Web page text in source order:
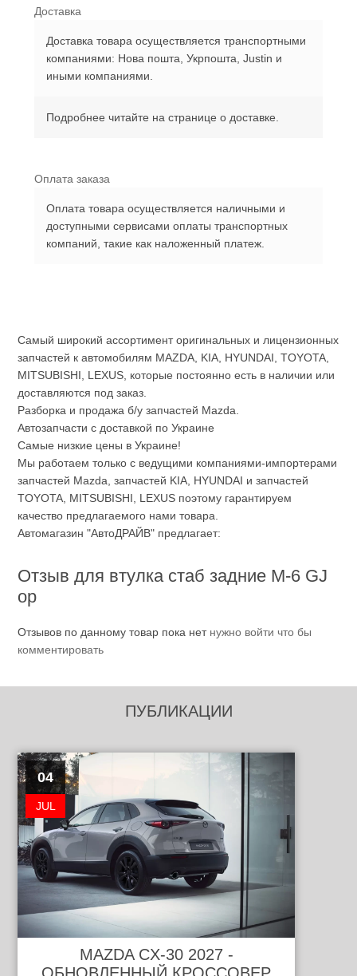
Доставка
Доставка товара осуществляется транспортными
компаниями: Нова пошта, Укрпошта, Justin и
иными компаниями.
Подробнее читайте на странице о доставке.
Оплата заказа
Оплата товара осуществляется наличными и
доступными сервисами оплаты транспортных
компаний, такие как наложенный платеж.
Самый широкий ассортимент оригинальных и лицензионных
запчастей к автомобилям MAZDA, KIA, HYUNDAI, TOYOTA,
MITSUBISHI, LEXUS, которые постоянно есть в наличии или
доставляются под заказ.
Разборка и продажа б/у запчастей Mazda.
Автозапчасти с доставкой по Украине
Самые низкие цены в Украине!
Мы работаем только с ведущими компаниями-импортерами
запчастей Mazda, запчастей KIA, HYUNDAI и запчастей
TOYOTA, MITSUBISHI, LEXUS поэтому гарантируем
качество предлагаемого нами товара.
Автомагазин "АвтоДРАЙВ" предлагает:
Отзыв для втулка стаб задние M-6 GJ
ор
Отзывов по данному товар пока нет нужно войти что бы
комментировать
ПУБЛИКАЦИИ
04
JUL
MAZDA CX-30 2027 -